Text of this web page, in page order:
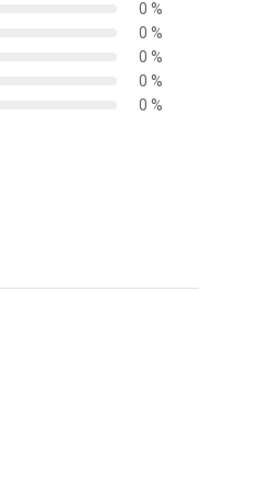
có thể đã bỏ lỡ. Chỉ cần tiếp
cấp, hãy gọi ngay cho
đến trạm Y tế địa phương
quá 30 độ C, tránh ánh
0 %
0 %
0 %
0 %
0 %